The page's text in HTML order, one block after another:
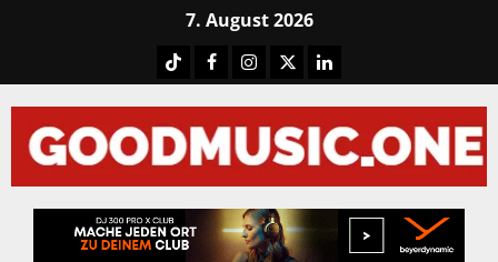
7. August 2026
TiktokFacebook
Instagram
X LinkedIN